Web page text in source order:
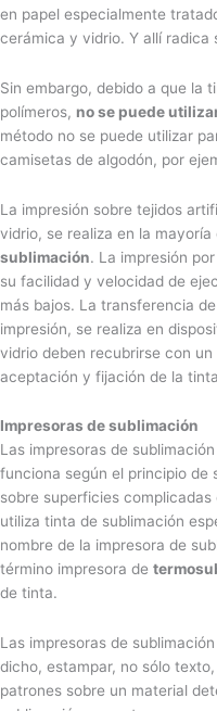
en papel especialmente
cerámica y vidrio. Y allí radica
Sin embargo, debido a que la
polímeros, no se puede
método no se puede utilizar
camisetas de algodón, por
La impresión sobre tejidos
vidrio, se realiza en la
sublimación. La impresión
su facilidad y velocidad de
más bajos. La transferencia
impresión, se realiza en
vidrio deben recubrirse con
aceptación y fijación de la
Impresoras de sublimación
Las impresoras de
funciona según el principio de
sobre superficies
utiliza tinta de sublimación
nombre de la impresora de
término impresora de
de tinta.
Las impresoras de
dicho, estampar, no sólo
patrones sobre un material